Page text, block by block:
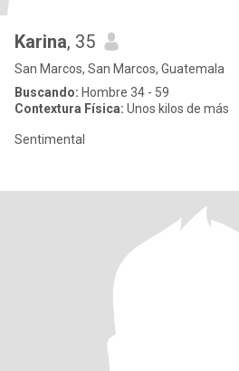
Karina, 35
San Marcos, San Marcos, Guatemala
Buscando: Hombre 34 - 59
Contextura Física: Unos kilos de más
Sentimental